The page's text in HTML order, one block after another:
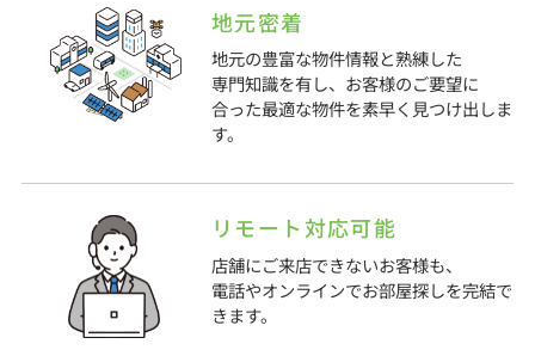
地元密着
地元の豊富な物件情報と熟練した
専門知識を有し、お客様のご要望に
合った最適な物件を素早く見つけ出しま
す。
リモート対応可能
店舗にご来店できないお客様も、
電話やオンラインでお部屋探しを完結で
きます。